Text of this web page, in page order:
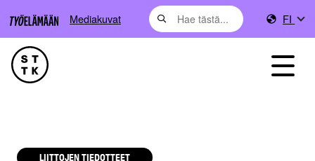
Mediakuvat FI
LIITTOJEN TIEDOTTEET